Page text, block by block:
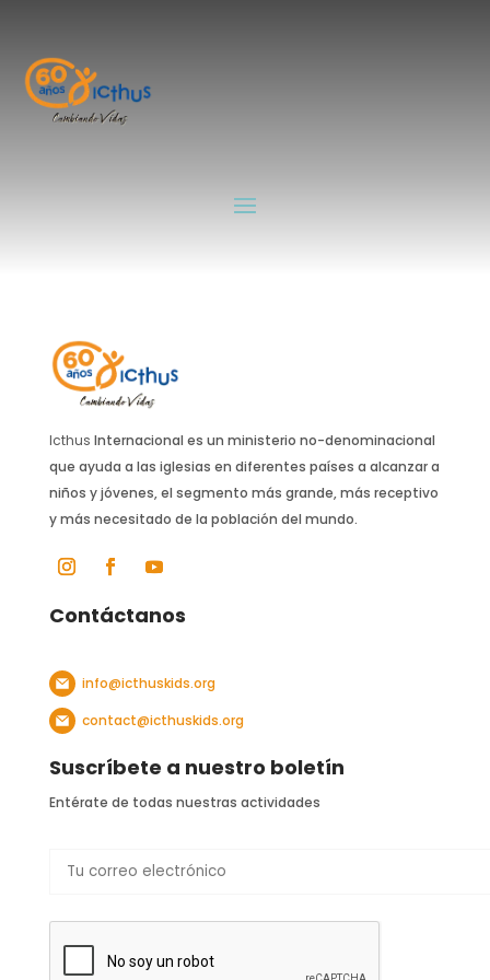
Niños
porSoter-Xplotos_7
Jul 23, 2024
Icthus Internacional es un ministerio no-denominacional
que ayuda a las iglesias en diferentes países a alcanzar a
niños y jóvenes, el segmento más grande, más receptivo
y más necesitado de la población del mundo.
Contáctanos
info@icthuskids.org
contact@icthuskids.org
Suscríbete a nuestro boletín
Entérate de todas nuestras actividades